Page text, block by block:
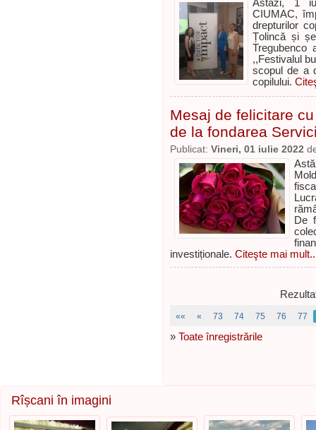
Astăzi, 1
CIUMAC,
drepturilor
Țolincă și
Tregubenco
,,Festivalul
scopul de a
copilului.
Mesaj de felicitare
de la fondarea
Publicat: Vineri, 01 iulie 2022
De
investiționale. Citeşte mai
«« « 73 74 75 76 77
» Toate înregistrările
Rîșcani în imagini